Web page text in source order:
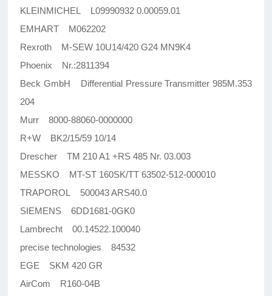
KLEINMICHEL L09990932 0.00059.01
EMHART M062202
Rexroth M-SEW 10U14/420 G24 MN9K4
Phoenix Nr.:2811394
Beck GmbH Differential Pressure Transmitter 985M.353
204
Murr 8000-88060-0000000
R+W BK2/15/59 10/14
Drescher TM 210 A1 +RS 485 Nr. 03.003
MESSKO MT-ST 160SK/TT 63502-512-000010
TRAPOROL 500043 ARS40.0
SIEMENS 6DD1681-0GK0
Lambrecht 00.14522.100040
precise technologies 84532
EGE SKM 420 GR
AirCom R160-04B